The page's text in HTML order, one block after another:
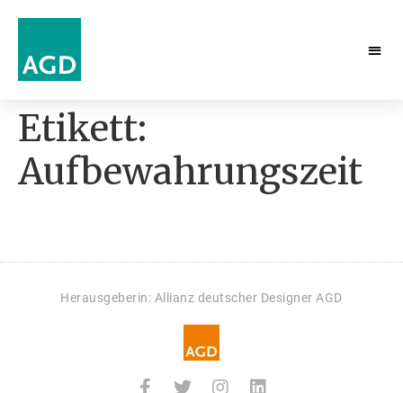
Etikett:
Aufbewahrungszeit
Herausgeberin: Allianz deutscher Designer AGD